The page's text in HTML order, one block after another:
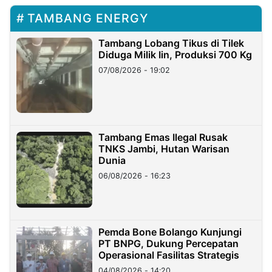
TAMBANG ENERGY
Tambang Lobang Tikus di Tilek
Diduga Milik Iin, Produksi 700 Kg
07/08/2026 - 19:02
Tambang Emas Ilegal Rusak
TNKS Jambi, Hutan Warisan
Dunia
06/08/2026 - 16:23
Pemda Bone Bolango Kunjungi
PT BNPG, Dukung Percepatan
Operasional Fasilitas Strategis